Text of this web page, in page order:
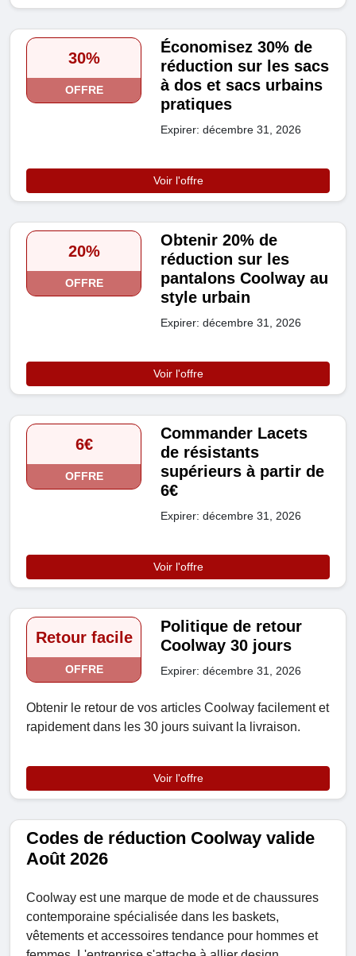
30%
OFFRE
Économisez 30% de
réduction sur les sacs
à dos et sacs urbains
pratiques
Expirer: décembre 31, 2026
Voir l'offre
20%
OFFRE
Obtenir 20% de
réduction sur les
pantalons Coolway au
style urbain
Expirer: décembre 31, 2026
Voir l'offre
6€
OFFRE
Commander Lacets
de résistants
supérieurs à partir de
6€
Expirer: décembre 31, 2026
Voir l'offre
Retour facile
OFFRE
Politique de retour
Coolway 30 jours
Expirer: décembre 31, 2026
Obtenir le retour de vos articles Coolway facilement et
rapidement dans les 30 jours suivant la livraison.
Voir l'offre
Codes de réduction Coolway valide
Août 2026
Coolway est une marque de mode et de chaussures
contemporaine spécialisée dans les baskets,
vêtements et accessoires tendance pour hommes et